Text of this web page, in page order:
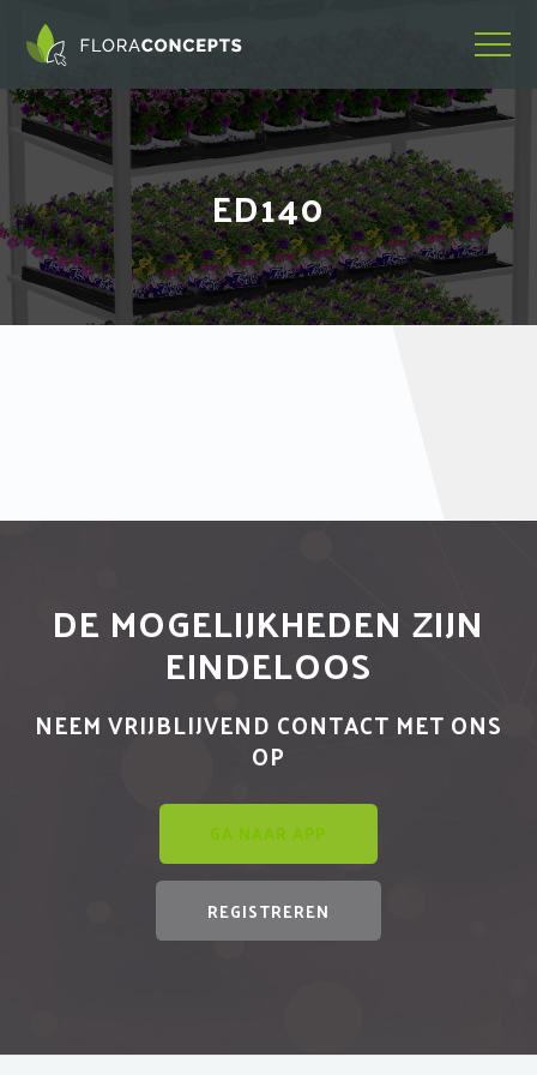
ED140
DE MOGELIJKHEDEN ZIJN
EINDELOOS
NEEM VRIJBLIJVEND CONTACT MET ONS
OP
GA NAAR APP
REGISTREREN